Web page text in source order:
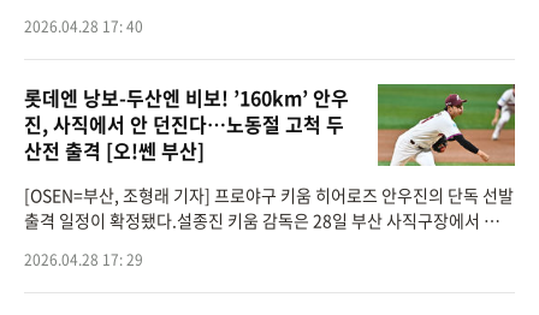
메이저리그 마이애
2026.04.28 17: 40
롯데엔 낭보-두산엔 비보! ’160km’ 안우
진, 사직에서 안 던진다…노동절 고척 두
산전 출격 [오!쎈 부산]
[OSEN=부산, 조형래 기자] 프로야구 키움 히어로즈 안우진의 단독 선발
출격 일정이 확정됐다.설종진 키움 감독은 28일 부산 사직구장에서 열리
은 현재 선
2026.04.28 17: 29